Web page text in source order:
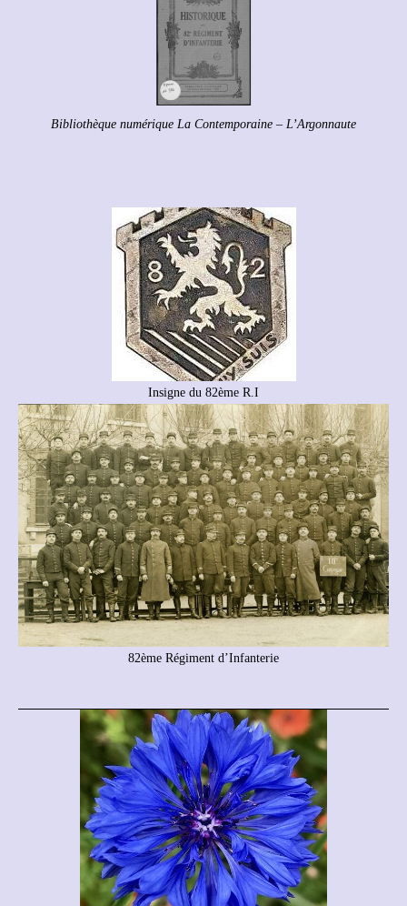
Bibliothèque numérique La Contemporaine – L’Argonnaute
Insigne du 82ème R.I
82ème Régiment d’Infanterie